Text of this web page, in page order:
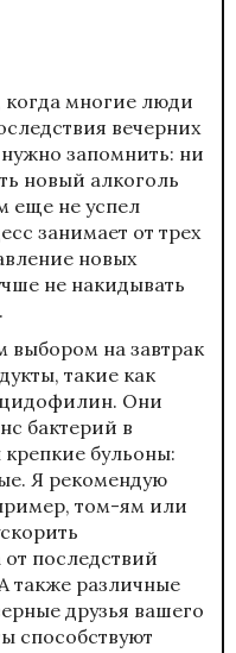
когда многие люди
вечерних
запомнить: ни
новый алкоголь
еще не успел
занимает от трех
новых
не накидывать
выбором на завтрак
такие как
Они
бактерий в
бульоны:
Я рекомендую
том-ям или
последствий
также различные
друзья вашего
способствуют